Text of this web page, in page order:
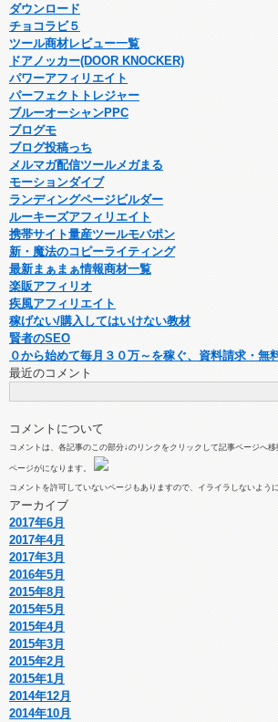
ダウンロード
チョコラビ５
ツール商材レビュー一覧
ドアノッカー(DOOR KNOCKER)
パワーアフィリエイト
パーフェクトトレジャー
ブルーオーシャンPPC
ブログモ
ブログ投稿っち
メルマガ配信ツールメガまる
モーションダイブ
ランディングページビルダー
ルーキーズアフィリエイト
携帯サイト量産ツールモバポン
新・魔法のコピーライティング
最新まぁまぁ情報商材一覧
楽販アフィリオ
疾風アフィリエイト
稼げない/購入してはいけない教材
賢者のSEO
０から始めて毎月３０万～を稼ぐ、資料請求・無
最近のコメント
コメントについて
コメントは、各記事のこの部分↓のリンクをクリックして記事ページへ
ページがになります。
コメントを許可していないページもありますので、イライラしないよう
アーカイブ
2017年6月
2017年4月
2017年3月
2016年5月
2015年8月
2015年5月
2015年4月
2015年3月
2015年2月
2015年1月
2014年12月
2014年10月